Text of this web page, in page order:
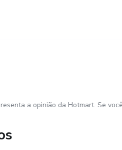
a opinião da Hotmart. Se